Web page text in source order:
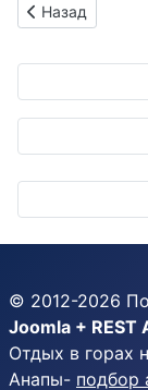
Предыдущий:
Назад
© 2012-2026
Joomla + REST
Отдых в горах
Анапы- подбор